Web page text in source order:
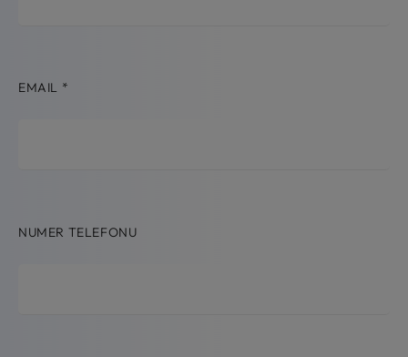
EMAIL *
NUMER TELEFONU